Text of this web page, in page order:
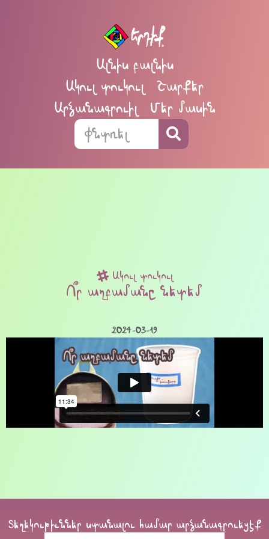
Ալնիս բալնիս
Ակուլ տուկուլ
Շարքեր
Արձանագրուիլ
Մեր մասին
Ակուլ տուկուլ
Ո՞ր աղբամանը նետեմ
2024-03-19
Տեղեկութիւններ ստանալու համար արձանագրուեցէք